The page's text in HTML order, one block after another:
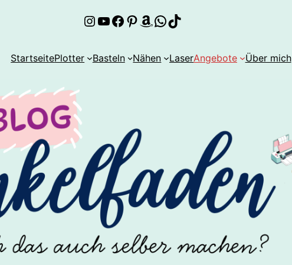
Instagram
YouTube
Facebook
Pinterest
Amazon
WhatsApp
TikTok
StartseitePlotter Basteln Nähen LaserAngebote Über mich